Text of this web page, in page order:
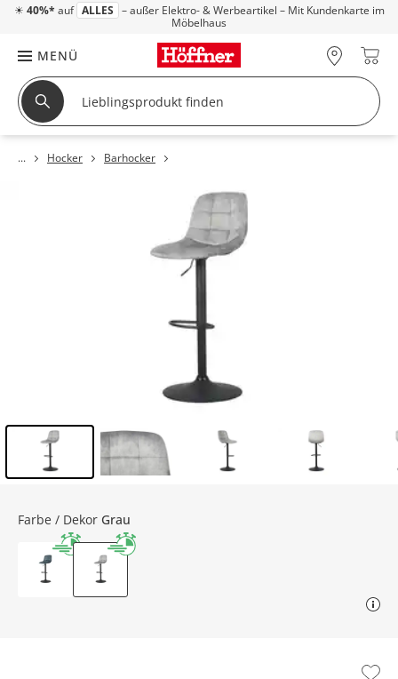
☀ 40%* auf ALLES – außer Elektro- & Werbeartikel – Mit Kundenkarte im
Möbelhaus
MENÜ
Hocker Barhocker
Farbe / Dekor Grau